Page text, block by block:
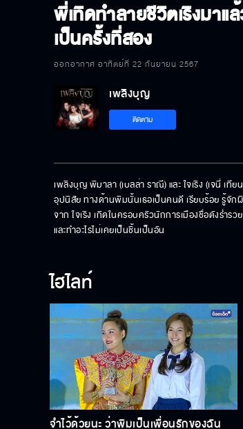
พี่เทิดทำลายชีวิตเริงมาแ
เป็นครั้งที่สอง
ออกอากาศ อาทิตย์ที่ 22 กันยายน 2567
เพลิงบุญ
ติดตาม
เพลิงบุญ พิมาลา (เบลล่า ราณี) และ ใจเริง (เจนี่ เที
อุปนิสัย ทางด้านพิมนั้นเธอเป็นคนดี เรียบร้อย รู้จัก
จาก ใจเริง เกิดในครอบครัวนักการเมืองชื่อดังร่ำร
และทำอะไรไม่เคยเป็นชิ้นเป็นอัน
ไฮไลท์
จำไว้ด้วยนะ ว่าพิมเป็นเพื่อนรักของฉัน